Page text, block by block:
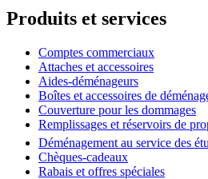
Produits et services
Comptes commerciaux
Attaches et accessoires
Aides-déménageurs
Boîtes et accessoires de
Couverture pour les dommages
Remplissages et réservoirs de
Déménagement au service des
Chèques-cadeaux
Rabais et offres spéciales